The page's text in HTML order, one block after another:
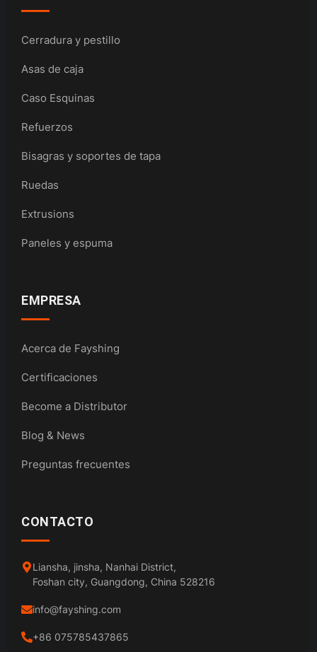
Cerradura y pestillo
Asas de caja
Caso Esquinas
Refuerzos
Bisagras y soportes de tapa
Ruedas
Extrusions
Paneles y espuma
EMPRESA
Acerca de Fayshing
Certificaciones
Become a Distributor
Blog & News
Preguntas frecuentes
CONTACTO
Liansha, jinsha, Nanhai District,
Foshan city, Guangdong, China 528216
info@fayshing.com
+86 075785437865